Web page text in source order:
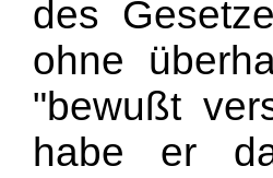
des
ohne
"bewußt
habe er